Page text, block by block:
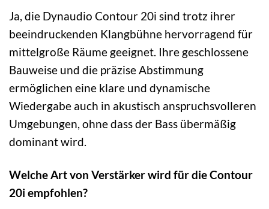
Ja, die Dynaudio Contour 20i sind trotz ihrer
beeindruckenden Klangbühne hervorragend für
mittelgroße Räume geeignet. Ihre geschlossene
Bauweise und die präzise Abstimmung
ermöglichen eine klare und dynamische
Wiedergabe auch in akustisch anspruchsvolleren
Umgebungen, ohne dass der Bass übermäßig
dominant wird.
Welche Art von Verstärker wird für die Contour
20i empfohlen?